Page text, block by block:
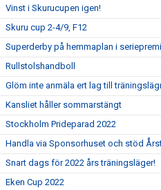
Vinst i Skurucupen igen!
Skuru cup 2-4/9, F12
Superderby på hemmaplan i
Rullstolshandboll
Glöm inte anmäla ert lag till
Kansliet håller sommarstängt
Stockholm Prideparad 2022
Handla via Sponsorhuset och stöd
Snart dags för 2022 års träningsläger!
Eken Cup 2022